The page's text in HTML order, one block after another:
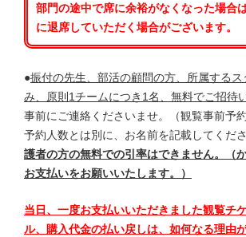
部門の途中で席に余裕がなくなった場合
に退席していただく場合がございます。
●振付の先生、部活の顧問の方、所属する
み、原則1チームにつき1名、無料でご招待
事前にご連絡くださいませ。（観覧事前予
予約人数とは別に、お名前を記載してくだ
護者の方の無料での引率はできません。（
お支払いをお願いいたします。）
当日、一度お支払いいただきました観覧チ
ル、購入代金の払い戻しは、如何なる理由